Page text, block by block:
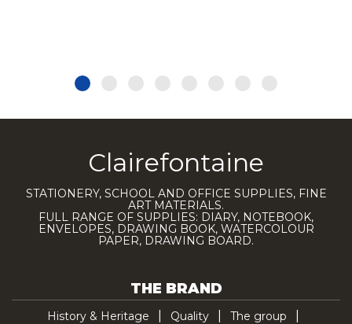
Clairefontaine
STATIONERY, SCHOOL AND OFFICE SUPPLIES, FINE
ART MATERIALS.
FULL RANGE OF SUPPLIES: DIARY, NOTEBOOK,
ENVELOPES, DRAWING BOOK, WATERCOLOUR
PAPER, DRAWING BOARD.
THE BRAND
History & Heritage Quality
The group